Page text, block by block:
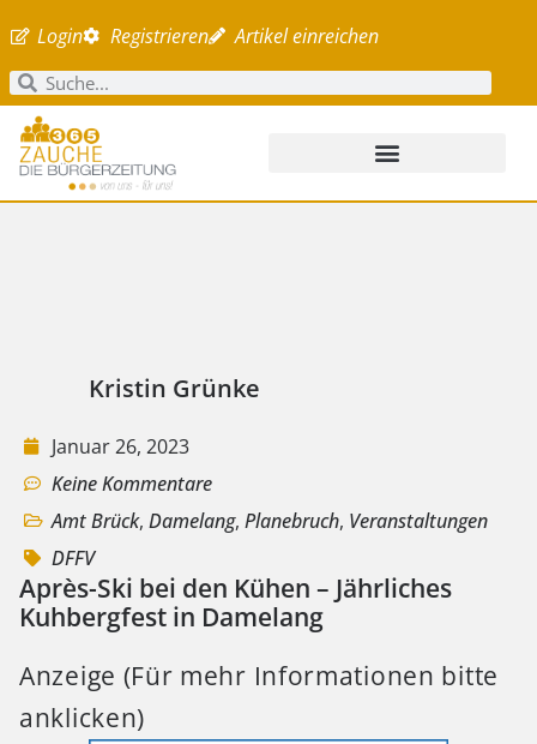
Login Registrieren Artikel einreichen
Kristin Grünke
Januar 26, 2023
Keine Kommentare
Amt Brück, Damelang, Planebruch, Veranstaltungen
DFFV
Après-Ski bei den Kühen – Jährliches
Kuhbergfest in Damelang
Anzeige (Für mehr Informationen bitte
anklicken)